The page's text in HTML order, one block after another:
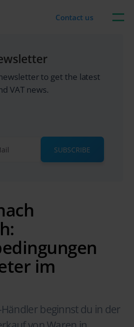
Contact us
to get the latest
VAT news.
SUBSCRIBE
im
beginnst du in der